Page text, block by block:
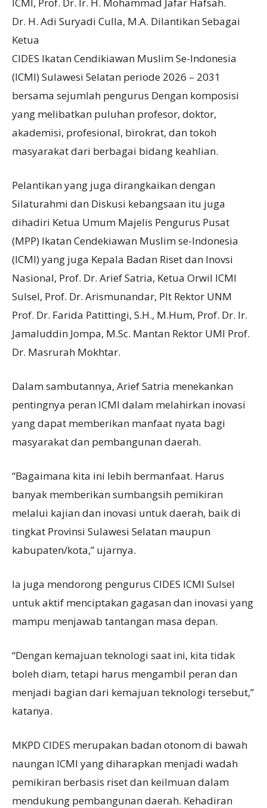
Dr. H. Adi Suryadi Culla, M.A. Dilantikan Sebagai
Ketua
CIDES Ikatan Cendikiawan Muslim Se-Indonesia
(ICMI) Sulawesi Selatan periode 2026 – 2031
bersama sejumlah pengurus Dengan komposisi
yang melibatkan puluhan profesor, doktor,
akademisi, profesional, birokrat, dan tokoh
masyarakat dari berbagai bidang keahlian.
Pelantikan yang juga dirangkaikan dengan
Silaturahmi dan Diskusi kebangsaan itu juga
dihadiri Ketua Umum Majelis Pengurus Pusat
(MPP) Ikatan Cendekiawan Muslim se-Indonesia
(ICMI) yang juga Kepala Badan Riset dan Inovsi
Nasional, Prof. Dr. Arief Satria, Ketua Orwil ICMI
Sulsel, Prof. Dr. Arismunandar, Plt Rektor UNM
Prof. Dr. Farida Patittingi, S.H., M.Hum, Prof. Dr. Ir.
Jamaluddin Jompa, M.Sc. Mantan Rektor UMI Prof.
Dr. Masrurah Mokhtar.
Dalam sambutannya, Arief Satria menekankan
pentingnya peran ICMI dalam melahirkan inovasi
yang dapat memberikan manfaat nyata bagi
masyarakat dan pembangunan daerah.
“Bagaimana kita ini lebih bermanfaat. Harus
banyak memberikan sumbangsih pemikiran
melalui kajian dan inovasi untuk daerah, baik di
tingkat Provinsi Sulawesi Selatan maupun
kabupaten/kota,” ujarnya.
Ia juga mendorong pengurus CIDES ICMI Sulsel
untuk aktif menciptakan gagasan dan inovasi yang
mampu menjawab tantangan masa depan.
“Dengan kemajuan teknologi saat ini, kita tidak
boleh diam, tetapi harus mengambil peran dan
menjadi bagian dari kemajuan teknologi tersebut,”
katanya.
MKPD CIDES merupakan badan otonom di bawah
naungan ICMI yang diharapkan menjadi wadah
pemikiran berbasis riset dan keilmuan dalam
mendukung pembangunan daerah. Kehadiran